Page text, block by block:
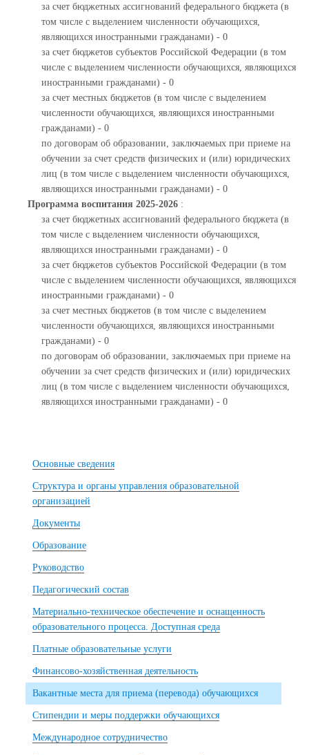
за счет бюджетных ассигнований федерального бюджета (в
том числе с выделением численности обучающихся,
являющихся иностранными гражданами) - 0
за счет бюджетов субъектов Российской Федерации (в том
числе с выделением численности обучающихся, являющихся
иностранными гражданами) - 0
за счет местных бюджетов (в том числе с выделением
численности обучающихся, являющихся иностранными
гражданами) - 0
по договорам об образовании, заключаемых при приеме на
обучении за счет средств физических и (или) юридических
лиц (в том числе с выделением численности обучающихся,
являющихся иностранными гражданами) - 0
Программа воспитания 2025-2026 :
за счет бюджетных ассигнований федерального бюджета (в
том числе с выделением численности обучающихся,
являющихся иностранными гражданами) - 0
за счет бюджетов субъектов Российской Федерации (в том
числе с выделением численности обучающихся, являющихся
иностранными гражданами) - 0
за счет местных бюджетов (в том числе с выделением
численности обучающихся, являющихся иностранными
гражданами) - 0
по договорам об образовании, заключаемых при приеме на
обучении за счет средств физических и (или) юридических
лиц (в том числе с выделением численности обучающихся,
являющихся иностранными гражданами) - 0
Основные сведения
Структура и органы управления образовательной
организацией
Документы
Образование
Руководство
Педагогический состав
Материально-техническое обеспечение и оснащенность
образовательного процесса. Доступная среда
Платные образовательные услуги
Финансово-хозяйственная деятельность
Вакантные места для приема (перевода) обучающихся
Стипендии и меры поддержки обучающихся
Международное сотрудничество